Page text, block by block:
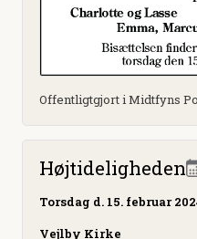
Offentligtgjort i Midtfyns
Højtideligheden
Torsdag d. 15. februar
Vejlby Kirke